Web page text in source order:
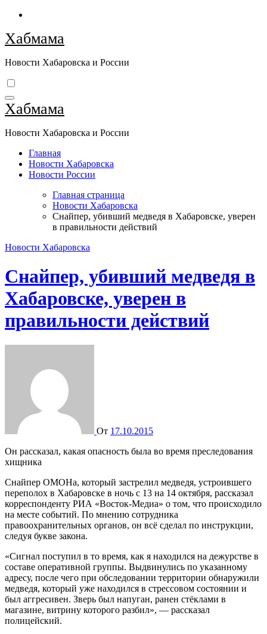
Перейти
содержимому
Хабмама
Новости Хабаровска и России
Хабмама
Новости Хабаровска и России
Главная
Новости Хабаровска
Новости России
Главная страница
Новости Хабаровска
Снайпер, убивший медведя в Хабаровске, уверен
в правильности действий
Новости Хабаровска
Снайпер, убивший медведя в
Хабаровске, уверен в
правильности действий
От 17.10.2015
Он рассказал, какая опасность была во время преследования
хищника
Снайпер ОМОНа, который застрелил медведя, устроившего
переполох в Хабаровске в ночь с 13 на 14 октября, рассказал
корреспонденту РИА «Восток-Медиа» о том, что происходило
на месте событий. По мнению сотрудника
правоохранительных органов, он всё сделал по инструкции,
следуя букве закона.
«Сигнал поступил в то время, как я находился на дежурстве в
составе оперативной группы. Выдвинулись по указанному
адресу, после чего при обследовании территории обнаружили
медведя, который уже находился в стрессовом состоянии и
был аггресивен. Зверь был напуган, ранен стёклами в
магазине, витрину которого разбил», — рассказал
полицейский.